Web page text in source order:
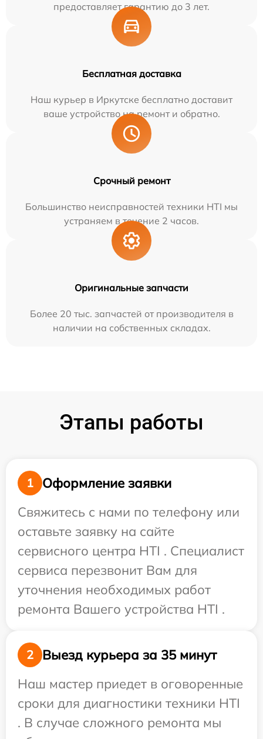
предоставляет гарантию до 3 лет.
Бесплатная доставка
Наш курьер в Иркутске бесплатно доставит
ваше устройство на ремонт и обратно.
Срочный ремонт
Большинство неисправностей техники HTI мы
устраняем в течение 2 часов.
Оригинальные запчасти
Более 20 тыс. запчастей от производителя в
наличии на собственных складах.
Этапы работы
1
Оформление заявки
Свяжитесь с нами по телефону или
оставьте заявку на сайте
сервисного центра HTI . Специалист
сервиса перезвонит Вам для
уточнения необходимых работ
ремонта Вашего устройства HTI .
2
Выезд курьера за 35 минут
Наш мастер приедет в оговоренные
сроки для диагностики техники HTI
. В случае сложного ремонта мы